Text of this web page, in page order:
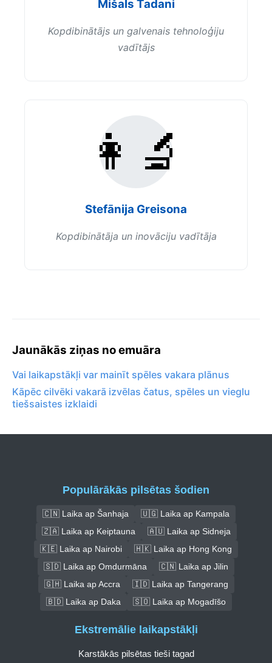
Mišals Tadani
Kopdibinātājs un galvenais tehnoloģiju
vadītājs
👩‍🔬
Stefānija Greisona
Kopdibinātāja un inovāciju vadītāja
Jaunākās ziņas no emuāra
Vai laikapstākļi var mainīt spēles vakara plānus
Kāpēc cilvēki vakarā izvēlas čatus, spēles un vieglu
tiešsaistes izklaidi
Populārākās pilsētas šodien
🇨🇳 Laika ap Šanhaja
🇺🇬 Laika ap Kampala
🇿🇦 Laika ap Keiptauna
🇦🇺 Laika ap Sidneja
🇰🇪 Laika ap Nairobi
🇭🇰 Laika ap Hong Kong
🇸🇩 Laika ap Omdurmāna
🇨🇳 Laika ap Jilin
🇬🇭 Laika ap Accra
🇮🇩 Laika ap Tangerang
🇧🇩 Laika ap Daka
🇸🇴 Laika ap Mogadīšo
Ekstremālie laikapstākļi
Karstākās pilsētas tieši tagad